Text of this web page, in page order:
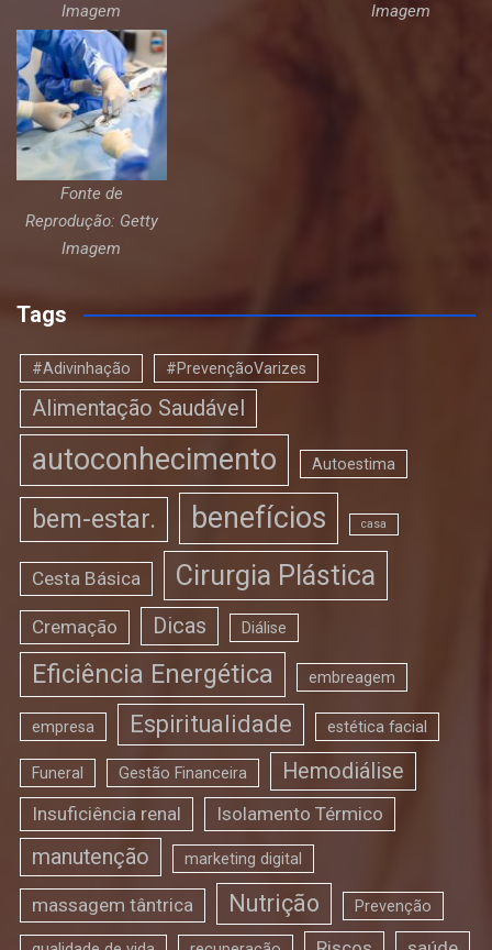
Imagem
Imagem
Fonte de
Reprodução: Getty
Imagem
Tags
#Adivinhação #PrevençãoVarizes
Alimentação Saudável
autoconhecimento Autoestima
bem-estar. benefícios casa
Cesta Básica Cirurgia Plástica
Cremação Dicas Diálise
Eficiência Energética embreagem
empresa Espiritualidade estética facial
Funeral Gestão Financeira Hemodiálise
Insuficiência renal Isolamento Térmico
manutenção marketing digital
massagem tântrica Nutrição Prevenção